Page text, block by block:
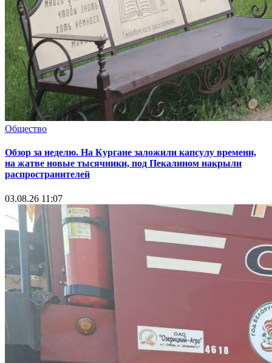
Общество
Обзор за неделю. На Кургане заложили капсулу времени,
на жатве новые тысячники, под Пекалином накрыли
распространителей
03.08.26 11:07